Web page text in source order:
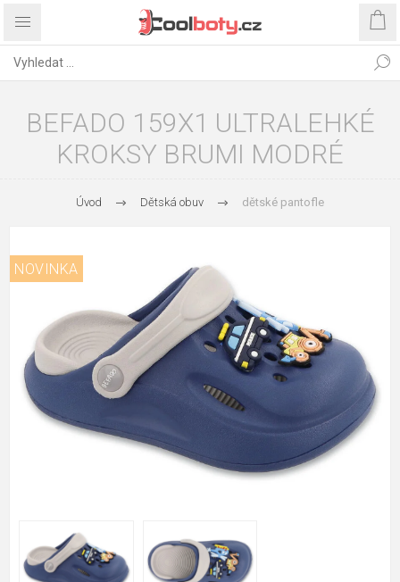
BEFADO 159X1 ULTRALEHKÉ
KROKSY BRUMI MODRÉ
Úvod Dětská obuv dětské pantofle
NOVINKA